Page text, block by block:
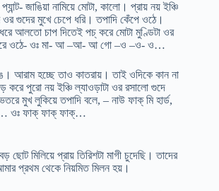
জাঙিয়া নামিয়ে মোটা, কালো। প্রায় নয় ইঞ্চি
ওর গুদের মুখে চেপে ধরি। তপাদি কেঁপে ওঠে।
আলতো চাপ দিতেই পচ্ করে মোটা মুণ্ডিটা ওর
ওঠে- ওঃ মা- আ –আ- আ গো –ও –ও- ও…
আরাম হচ্ছে তাও কাতরায়। তাই ওদিকে কান না
পুরো নয় ইঞ্চি ল্যাওড়াটা ওর রসালো গুদে
মুখ লুকিয়ে তপাদি বলে, – নাউ ফাক্ মি হার্ড,
ওঃ ফাক্ ফাক্ ফাক্…
মিলিয়ে প্রায় তিরিশটা মাগী চুদেছি। তাদের
প্রথম থেকে নিয়মিত মিলন হয়।